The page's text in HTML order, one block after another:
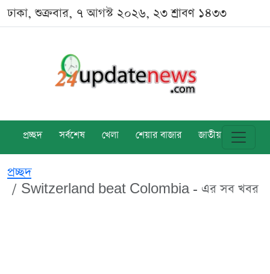
ঢাকা, শুক্রবার, ৭ আগস্ট ২০২৬, ২৩ শ্রাবণ ১৪৩৩
প্রচ্ছদ সর্বশেষ খেলা শেয়ার বাজার জাতীয় বিশ্ব
প্রচ্ছদ
Switzerland beat Colombia - এর সব খবর